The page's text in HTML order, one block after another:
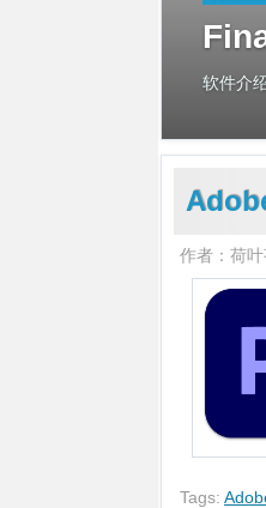
软件介
作者：荷
Tags: